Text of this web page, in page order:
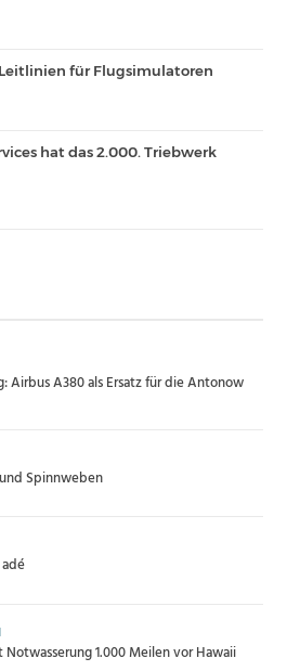
für Flugsimulatoren
hat das 2.000. Triebwerk
Airbus A380 als Ersatz für die Antonow
Spinnweben
1.000 Meilen vor Hawaii